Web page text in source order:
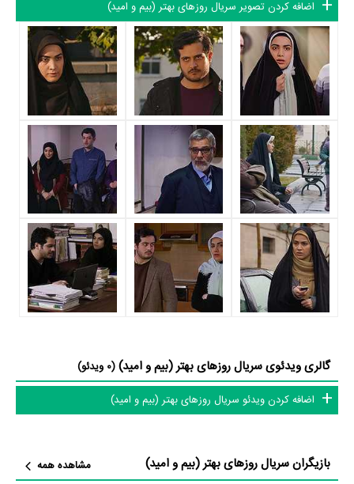
بوده است؛ باید بررسی کرد آیاداوود بیدلبه‌عنوان کارگردان و به‌عنوان
بازیگردان و همچنین تیم بازیگری روزهای بهتر (بیم و امید) توانسته‌اند در این
زمینه موفق باشند و بازی‌های درخشانی را نمایش دهند؟
از دیگر بازیگران سریال روزهای بهتر (بیم و امید) می‌توان بهمهدی علیپور
ریحانه رضی،مریم فتحی کاملیا ابراهیمیاشاره کرد.
داستان سریال روزهای بهتر (بیم و امید)
از محتوا و داستان سریال روزهای بهتر (بیم و امید) چقدر اطلاع دارید؟
در خلاصه داستانی که یا از سوی تیم رسانه‌ای اثر و یا توسط دیگر رسانه‌ها درباره
داستان روزهای بهتر (بیم و امید) منتشر شده است، می‌خوانیم: «امین و سارا
دو دانشجوی جوان که دل در گرو هم دارند، آماده اند تا زندگی ساده و شیرینی
را در کشاکش سختی ها و تلخی ها آغاز کنند اما این راه چندان هم هموار
سریال روزهای بهتر (بیم و امید) و کارنامه فعالیت کارگردان و بازیگران
از نظر تاریخچه فعالیت کارگردان و بازیگران سریال روزهای بهتر (بیم و امید) نیز
آمارها و نکات جذابی را می‌توان بیان کرد. براساس آمارها سریال روزهای بهتر
1 تن از بازیگران روزهای بهتر (بیم و امید)، اولین فعالیت جدی بازیگری خود را
اضافه کردن تصویر سریال روزهای بهتر (بیم و امید)
گالری ویدئوی سریال روزهای بهتر (بیم و امید)(0 ویدئو)
اضافه کردن ویدئو سریال روزهای بهتر (بیم و امید)
بازیگران سریال روزهای بهتر (بیم و امید)
مشاهده همه